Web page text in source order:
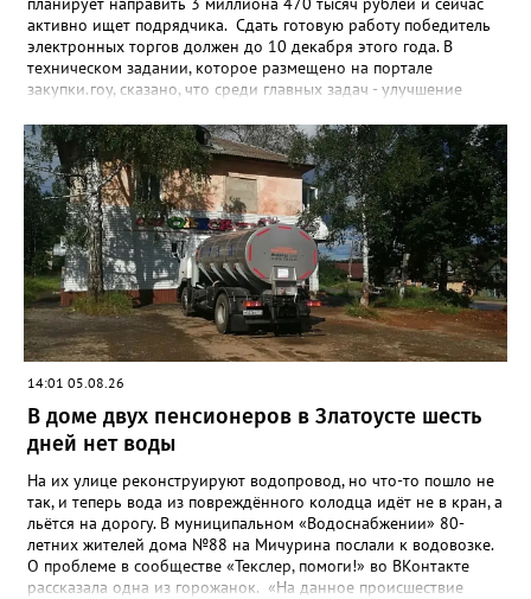
активно ищет подрядчика. Сдать готовую работу победитель
электронных торгов должен до 10 декабря этого года. В
техническом задании, которое размещено на портале
закупки.гоу, сказано, что среди главных задач - улучшение
повышение энергоэффективности систем. Кроме электронных
схем, исполнителю нужно разработать предложения по
строительству и реконструкции водоснабжения и канализации,
оценив размер вложений, а также представить перечень
бесхозных объектов и возможные сценарии развития этой
сферы городского хозяйства. В июне 2025 года
«Златоуст.инфо» сообщал о подобных торгах. Тогда цена
вопроса была почти в три раза выше - 9 миллионов 13 тысяч
486 рублей, а в списке работ была разработка электронной
системы ливнёвок.
14:01 05.08.26
В доме двух пенсионеров в Златоусте шесть
дней нет воды
На их улице реконструируют водопровод, но что-то пошло не
так, и теперь вода из повреждённого колодца идёт не в кран, а
льётся на дорогу. В муниципальном «Водоснабжении» 80-
летних жителей дома №88 на Мичурина послали к водовозке.
О проблеме в сообществе «Текслер, помоги!» во ВКонтакте
рассказала одна из горожанок. «На данное происшествие